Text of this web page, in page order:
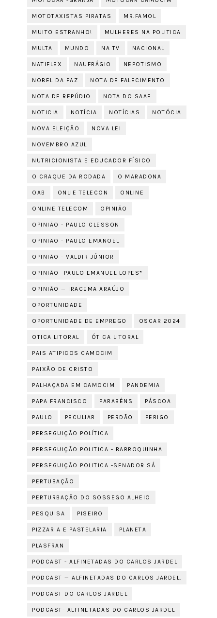
MOTOTAXISTAS PIRATAS MR.FAMOL
MUITO ESTRANHO! MULHERES NA POLITICA
MULTA MUNDO NA TV NACIONAL
NATIFLEX NAUFRÁGIO NEPOTISMO
NOBEL DA PAZ NOTA DE FALECIMENTO
NOTA DE REPÚDIO NOTA DO SAAE
NOTICIA NOTÍCIA NOTÍCIAS NOTÓCIA
NOVA ELEIÇÃO NOVA LEI
NOVEMBRO AZUL
NUTRICIONISTA E EDUCADOR FÍSICO
O CRAQUE DA RODADA O MARADONA
OAB ONLIE TELECON ONLINE
ONLINE TELECOM OPINIÃO
OPINIÃO - PAULO CLESSON
OPINIÃO - PAULO EMANOEL
OPINIÃO - VALDIR JÚNIOR
OPINIÃO -PAULO EMANUEL LOPES*
OPINIÃO — IRACEMA ARAÚJO
OPORTUNIDADE
OPORTUNIDADE DE EMPREGO OSCAR 2024
OTICA LITORAL ÓTICA LITORAL
PAIS ATIPICOS CAMOCIM
PAIXÃO DE CRISTO
PALHAÇADA EM CAMOCIM PANDEMIA
PAPA FRANCISCO PARABÉNS PÁSCOA
PAULO PECULIAR PERDÃO PERIGO
PERSEGUIÇÃO POLÍTICA
PERSEGUIÇÃO POLITICA - BARROQUINHA
PERSEGUIÇÃO POLITICA -SENADOR SÁ
PERTUBAÇÃO
PERTURBAÇÃO DO SOSSEGO ALHEIO
PESQUISA PISEIRO
PIZZARIA E PASTELARIA PLANETA
PLASFRAN
PODCAST - ALFINETADAS DO CARLOS JARDEL
PODCAST — ALFINETADAS DO CARLOS JARDEL.
PODCAST DO CARLOS JARDEL
PODCAST- ALFINETADAS DO CARLOS JARDEL